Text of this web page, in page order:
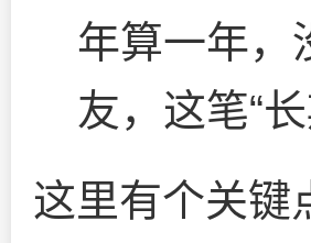
年算一年，
友，这笔“
这里有个关键